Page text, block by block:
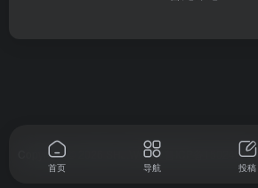
Copyright © 2026 SHJ.WORK 鲁ICP备15024918号
首页 导航 投稿